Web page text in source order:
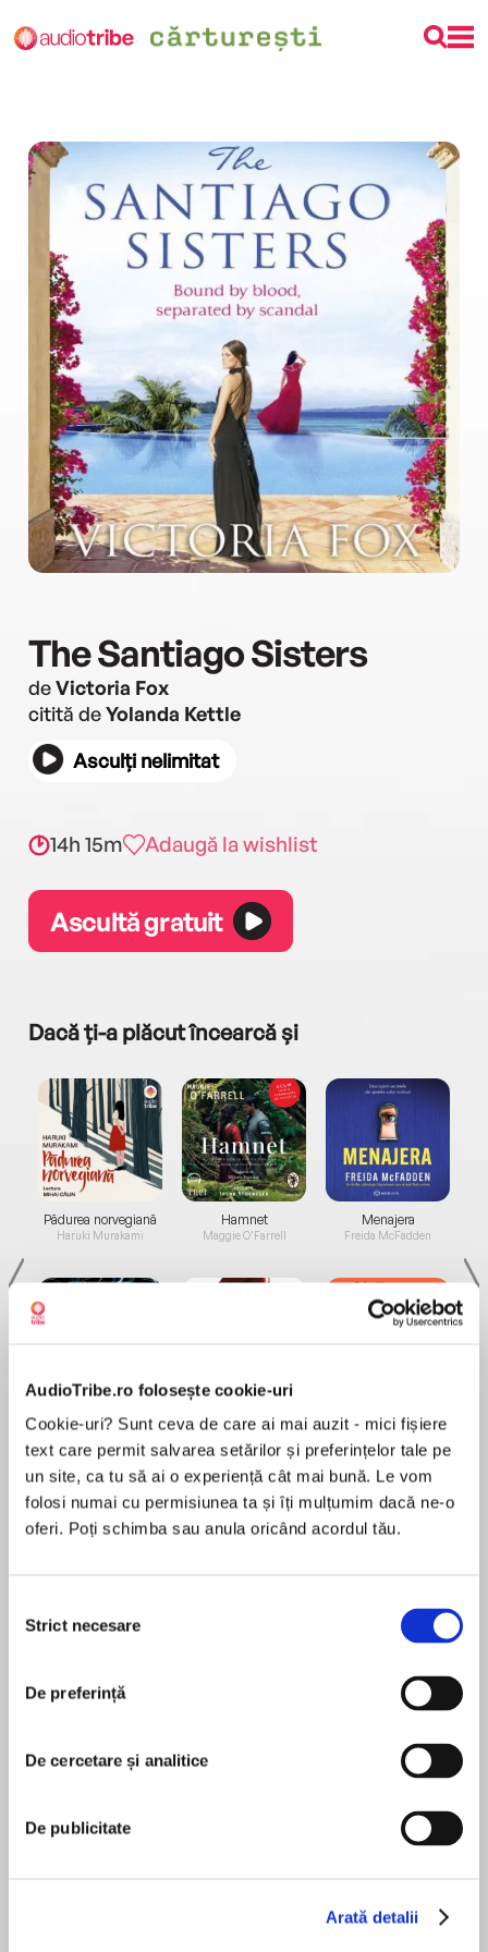
AudioTribe.ro folosește cookie-uri
Cookie-uri? Sunt ceva de care ai mai auzit - mici fișiere
text care permit salvarea setărilor și preferințelor tale pe
un site, ca tu să ai o experiență cât mai bună. Le vom
folosi numai cu permisiunea ta și îți mulțumim dacă ne-o
oferi. Poți schimba sau anula oricând acordul tău.
consimțământului
Strict necesare
De preferință
De cercetare și analitice
De publicitate
Arată detalii
The Santiago Sisters
deVictoria Fox
citită deYolanda Kettle
Asculți nelimitat
14h 15m Adaugă la wishlist
Ascultă gratuit
Dacă ți-a plăcut încearcă și
Pădurea norvegiană
Haruki Murakami
Elita de Argint (Elita
de...
Hamnet
Maggie O'Farrell
Diavolul se îmbracă de
la...
Menajera
Freida McFadden
Migdală
Sohn Won-pyung
reading’
survive apart.
It was fate, forever destined to come to this:
from birth to death, two halves of the same
whole.
known a world without each other…until
În acest moment nu există recenzii
Victoria Fox